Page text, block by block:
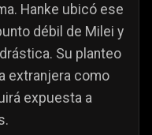
Hanke ubicó ese
débil de Milei y
Su planteo
extranjera como
expuesta a